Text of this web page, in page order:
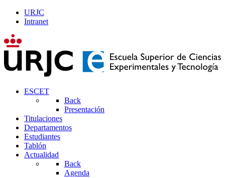
URJC
Intranet
ESCET
Back
Presentación
Titulaciones
Departamentos
Estudiantes
Tablón
Actualidad
Back
Agenda